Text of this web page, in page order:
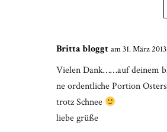
Britta bloggt am 31. März
Vielen Dank……auf deinem
ne ordentliche Portion
trotz Schnee
liebe grüße